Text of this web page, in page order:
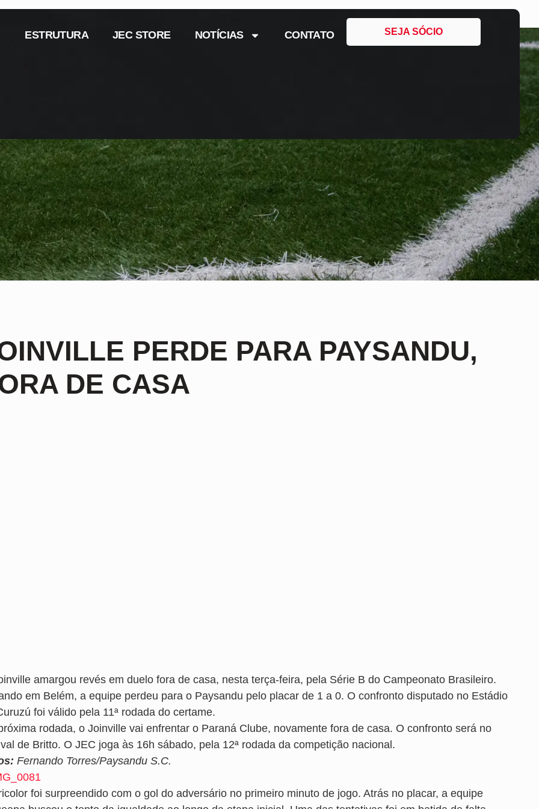
ESTRUTURA JEC STORE NOTÍCIAS CONTATO SEJA SÓCIO
PERDE PARA PAYSANDU,
DE CASA
amargou revés em duelo fora de casa, nesta terça-feira, pela Série B do Campeonato Brasileiro.
em Belém, a equipe perdeu para o Paysandu pelo placar de 1 a 0. O confronto disputado no Estádio
foi válido pela 11ª rodada do certame.
rodada, o Joinville vai enfrentar o Paraná Clube, novamente fora de casa. O confronto será no
de Britto. O JEC joga às 16h sábado, pela 12ª rodada da competição nacional.
Fernando Torres/Paysandu S.C.
foi surpreendido com o gol do adversário no primeiro minuto de jogo. Atrás no placar, a equipe